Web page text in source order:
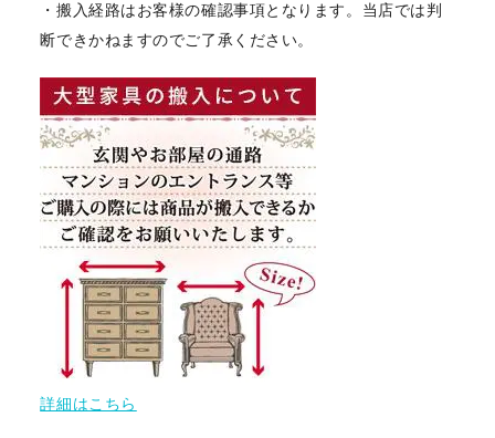
・搬入経路はお客様の確認事項となります。当店では判
断できかねますのでご了承ください。
詳細はこちら